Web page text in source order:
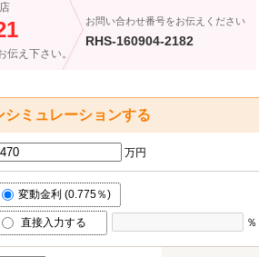
伝え下さい。
お問い合わせ番号をお伝えください
RHS-160904-2182
シミュレーションする
万円
変動金利 (0.775％)
直接入力する ％